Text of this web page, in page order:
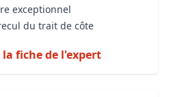
exceptionnel
du trait de côte
fiche de l'expert